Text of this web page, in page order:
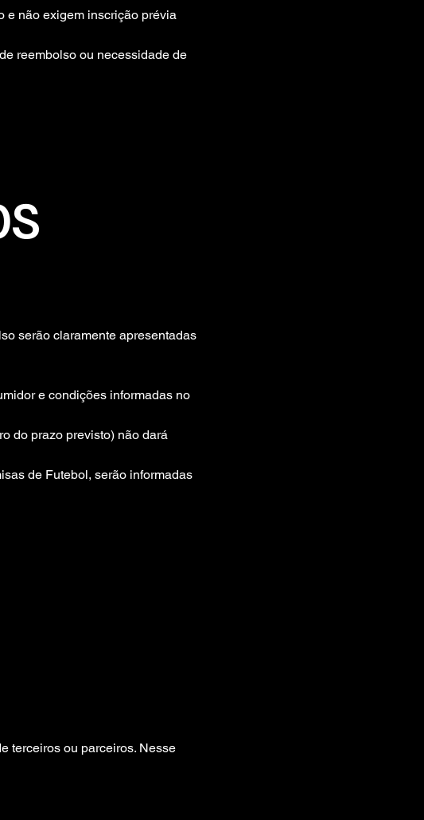
e não exigem inscrição prévia
reembolso ou necessidade de
serão claramente apresentadas
e condições informadas no
do prazo previsto) não dará
de Futebol, serão informadas
terceiros ou parceiros. Nesse